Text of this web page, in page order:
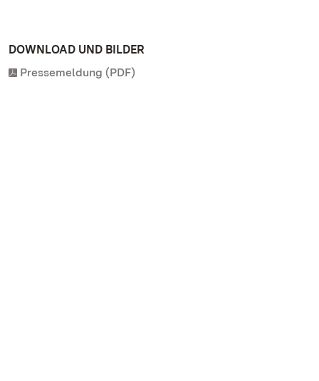
DOWNLOAD UND BILDER
Pressemeldung (PDF)